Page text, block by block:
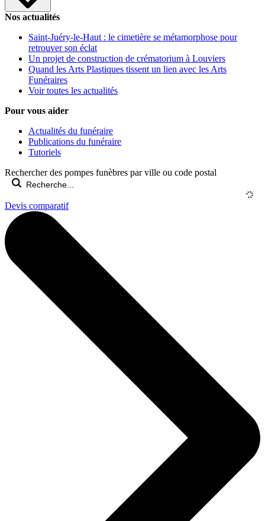
Nos actualités
Saint-Juéry-le-Haut : le cimetière se métamorphose pour
retrouver son éclat
Un projet de construction de crématorium à Louviers
Quand les Arts Plastiques tissent un lien avec les Arts
Funéraires
Voir toutes les actualités
Pour vous aider
Actualités du funéraire
Publications du funéraire
Tutoriels
Rechercher des pompes funèbres par ville ou code postal
Devis comparatif